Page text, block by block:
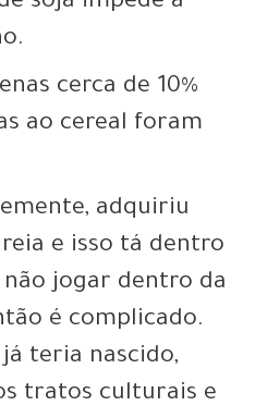
.
cerca de 10%
ao cereal foram
adquiriu
e isso tá dentro
jogar dentro da
é complicado.
teria nascido,
tratos culturais e